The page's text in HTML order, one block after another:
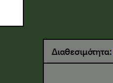
Διαθεσιμότητα: